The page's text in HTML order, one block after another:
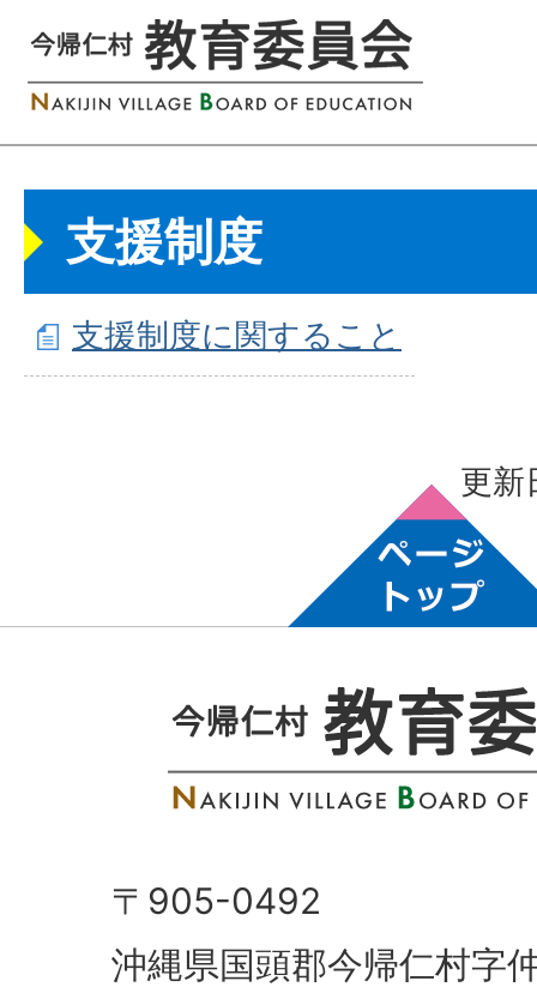
支援制度
支援制度に関すること
更新
〒905-0492
沖縄県国頭郡今帰仁村字